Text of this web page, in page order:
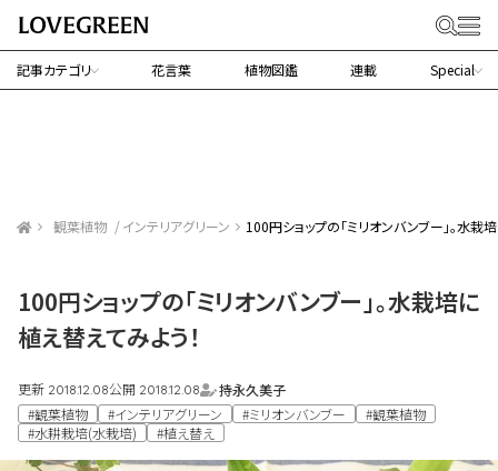
記事カテゴリ 花言葉 植物図鑑 連載 Special
観葉植物 インテリアグリーン 100円ショップの「ミリオンバンブー」。水栽
100円ショップの「ミリオンバンブー」。水栽培に
植え替えてみよう！
更新 2018.12.08公開 2018.12.08
持永久美子
#観葉植物
#インテリアグリーン #ミリオンバンブー
#観葉植物
#水耕栽培(水栽培)
#植え替え